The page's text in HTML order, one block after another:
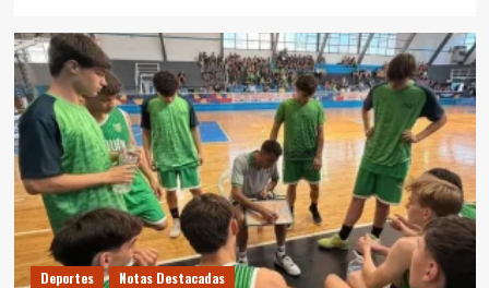
Deportes Notas Destacadas